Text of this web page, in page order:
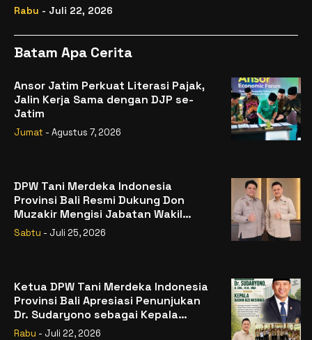
Rabu - Juli 22, 2026
Batam Apa Cerita
Ansor Jatim Perkuat Literasi Pajak,
Jalin Kerja Sama dengan DJP se-
Jatim
Jumat - Agustus 7, 2026
DPW Tani Merdeka Indonesia
Provinsi Bali Resmi Dukung Don
Muzakir Mengisi Jabatan Wakil
Menteri Pertanian RI
Sabtu - Juli 25, 2026
Ketua DPW Tani Merdeka Indonesia
Provinsi Bali Apresiasi Penunjukan
Dr. Sudaryono sebagai Kepala
Badan Gizi Nasional
Rabu - Juli 22, 2026